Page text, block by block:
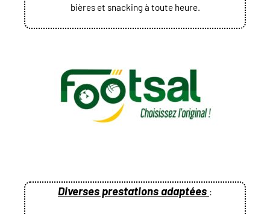
bières et snacking à toute heure.
Diverses prestations adaptées :